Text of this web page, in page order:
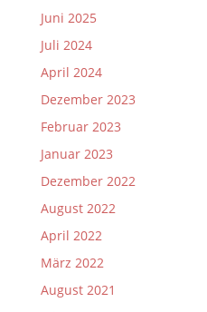
Juni 2025
Juli 2024
April 2024
Dezember 2023
Februar 2023
Januar 2023
Dezember 2022
August 2022
April 2022
März 2022
August 2021